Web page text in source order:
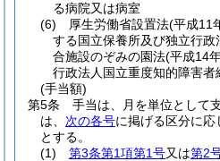
る病院又は病室
(6)
厚生労働省設置法(平成11
する国立保養所及び独立行
合施設のぞみの園法(平成14
行政法人国立重度知的障害者
(手当額)
第5条
手当は、月を単位として
は、 次の各号に掲げる区分に応
とする。
(1)
第3条第1項第1号又は第2